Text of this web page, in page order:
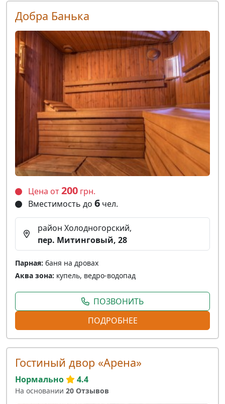
Добра Банька
Цена от200 грн.
Вместимость до 6 чел.
район Холодногорский,
пер. Митинговый, 28
Парная: баня на дровах
Аква зона: купель, ведро-водопад
ПОЗВОНИТЬ
ПОДРОБНЕЕ
Гостиный двор «Арена»
Нормально 4.4
На основании 20 Отзывов